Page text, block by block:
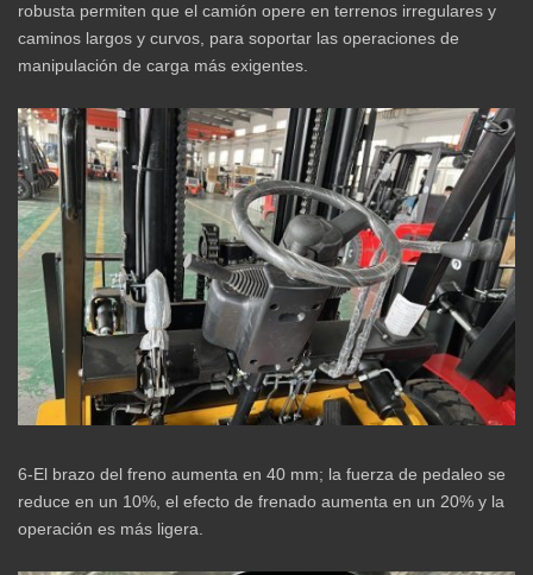
robusta permiten que el camión opere en terrenos irregulares y
caminos largos y curvos, para soportar las operaciones de
manipulación de carga más exigentes.
6-El brazo del freno aumenta en 40 mm; la fuerza de pedaleo se
reduce en un 10%, el efecto de frenado aumenta en un 20% y la
operación es más ligera.